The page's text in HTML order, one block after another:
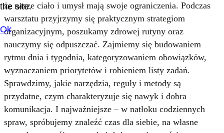
że nasze ciało i umysł mają swoje ograniczenia. Podczas
warsztatu przyjrzymy się praktycznym strategiom
organizacyjnym, poszukamy zdrowej rutyny oraz
nauczymy się odpuszczać. Zajmiemy się budowaniem
rytmu dnia i tygodnia, kategoryzowaniem obowiązków,
wyznaczaniem priorytetów i robieniem listy zadań.
Sprawdzimy, jakie narzędzia, reguły i metody są
przydatne, czym charakteryzuje się nawyk i dobra
komunikacja. I najważniejsze – w natłoku codziennych
spraw, spróbujemy znaleźć czas dla siebie, na własne
the site.
Ok